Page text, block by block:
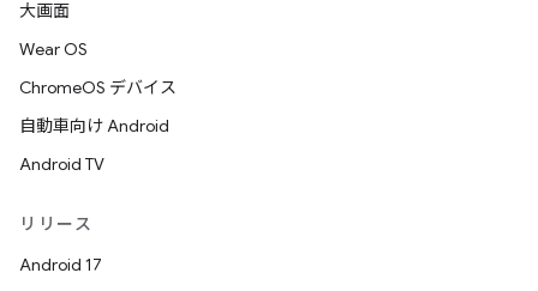
大画面
Wear OS
ChromeOS デバイス
自動車向け Android
Android TV
リリース
Android 17